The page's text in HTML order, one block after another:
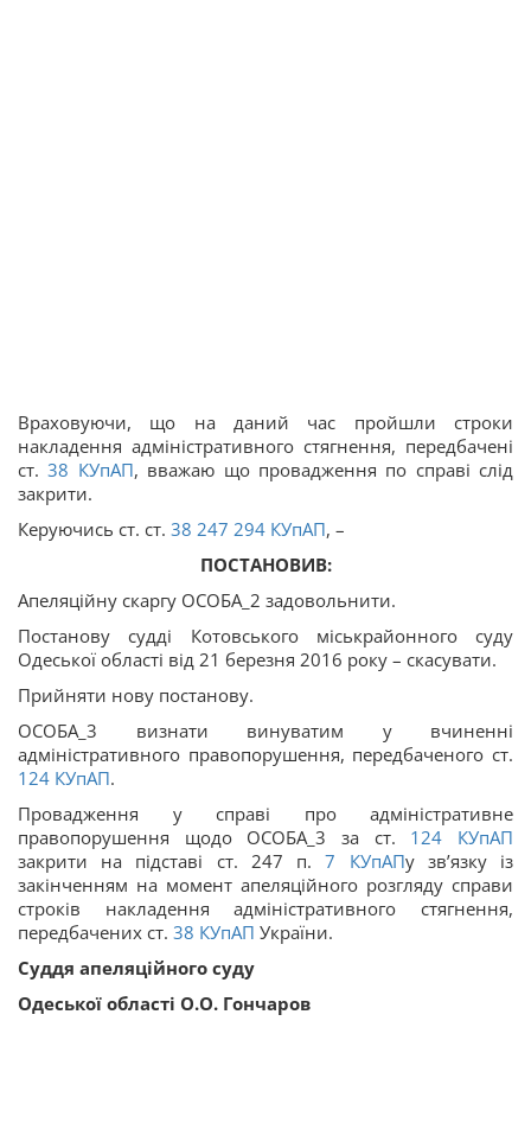
Враховуючи, що на даний час пройшли строки
накладення адміністративного стягнення, передбачені
ст. 38 КУпАП, вважаю що провадження по справі слід
закрити.
Керуючись ст. ст. 38 247 294 КУпАП, –
ПОСТАНОВИВ:
Апеляційну скаргу ОСОБА_2 задовольнити.
Постанову судді Котовського міськрайонного суду
Одеської області від 21 березня 2016 року – скасувати.
Прийняти нову постанову.
ОСОБА_3 визнати винуватим у вчиненні
адміністративного правопорушення, передбаченого ст.
124 КУпАП.
Провадження у справі про адміністративне
правопорушення щодо ОСОБА_3 за ст. 124 КУпАП
закрити на підставі ст. 247 п. 7 КУпАПу зв’язку із
закінченням на момент апеляційного розгляду справи
строків накладення адміністративного стягнення,
передбачених ст. 38 КУпАП України.
Суддя апеляційного суду
Одеської області О.О. Гончаров